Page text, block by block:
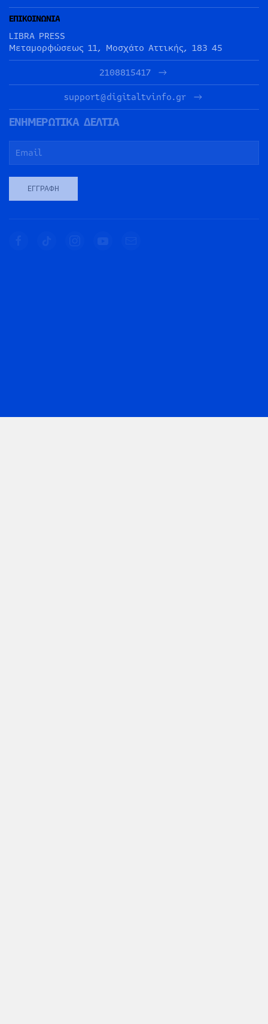
ΕΠΙΚΟΙΝΩΝΙΑ
LIBRA PRESS
Μεταμορφώσεως 11, Μοσχάτο Αττικής, 183 45
2108815417
support@digitaltvinfo.gr
ΕΝΗΜΕΡΩΤΙΚΑ ΔΕΛΤΙΑ
ΕΓΓΡΑΦΉ